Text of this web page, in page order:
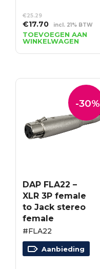
€25.29
Oorspronkelijke
prijs
was:
€25.29.
€17.70Huidige
prijs
is:
€17.70.
incl. 21% BTW
TOEVOEGEN AAN
WINKELWAGEN
-30%
DAP FLA22 –
XLR 3P female
to Jack stereo
female
#FLA22
Aanbieding